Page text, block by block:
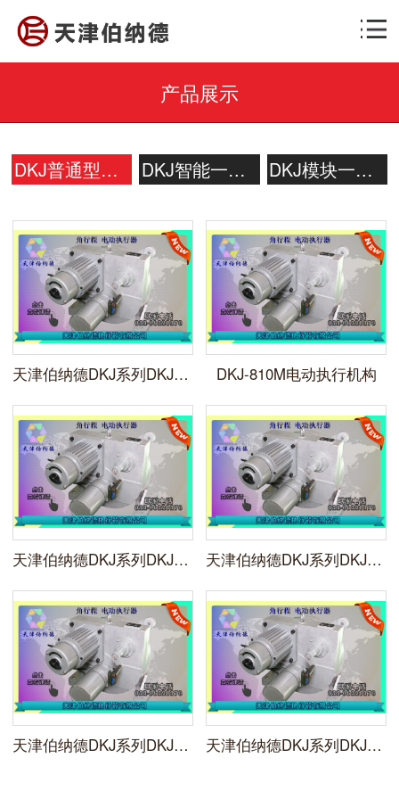
产品展示
DKJ普通型电动执行器 DKJ智能一体化型电动执行器 DKJ模块一体化型电动执行器
天津伯纳德DKJ系列DKJ-310M一体化角行程电动执行机构 DKJ-810M电动执行机构
天津伯纳德DKJ系列DKJ-510M一体化角行程电动执行机构 天津伯纳德DKJ系列DKJ-610AM一体化角行程电动执行机构
天津伯纳德DKJ系列DKJ-410M一体化角行程电动执行机构 天津伯纳德DKJ系列DKJ-410M一体化角行程电动执行机构